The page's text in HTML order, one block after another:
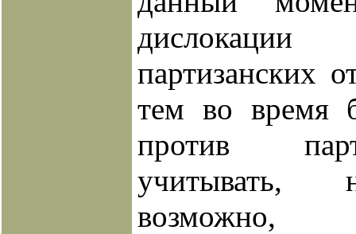
партизанских
тем во время
против
учитывать,